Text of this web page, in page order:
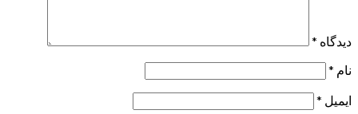
دیدگاه *
نام *
ایمیل *